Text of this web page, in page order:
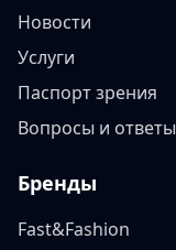
Новости
Услуги
Паспорт зрения
Вопросы и ответы
Бренды
Fast&Fashion